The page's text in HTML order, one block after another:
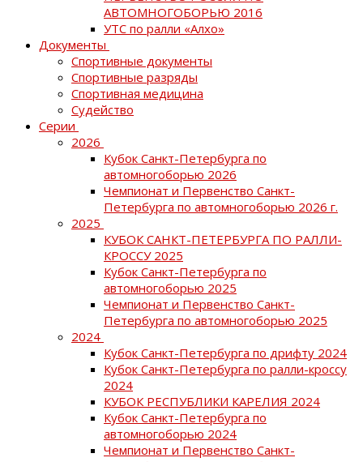
АВТОМНОГОБОРЬЮ 2016
УТС по ралли «Алхо»
Документы
Спортивные документы
Спортивные разряды
Спортивная медицина
Судейство
Серии
2026
Кубок Санкт-Петербурга по
автомногоборью 2026
Чемпионат и Первенство Санкт-
Петербурга по автомногоборью 2026 г.
2025
КУБОК САНКТ-ПЕТЕРБУРГА ПО РАЛЛИ-
КРОССУ 2025
Кубок Санкт-Петербурга по
автомногоборью 2025
Чемпионат и Первенство Санкт-
Петербурга по автомногоборью 2025
2024
Кубок Санкт-Петербурга по дрифту 2024
Кубок Санкт-Петербурга по ралли-кроссу
2024
КУБОК РЕСПУБЛИКИ КАРЕЛИЯ 2024
Кубок Санкт-Петербурга по
автомногоборью 2024
Чемпионат и Первенство Санкт-